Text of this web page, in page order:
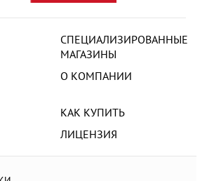
СПЕЦИАЛИЗИРОВАННЫЕ
МАГАЗИНЫ
О КОМПАНИИ
КАК КУПИТЬ
ЛИЦЕНЗИЯ